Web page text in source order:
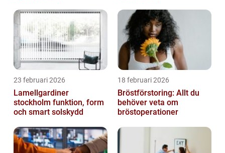
23 februari 2026
Lamellgardiner
stockholm funktion, form
och smart solskydd
18 februari 2026
Bröstförstoring: Allt du
behöver veta om
bröstoperationer